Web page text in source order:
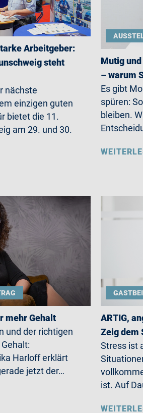
Arbeitgeber:
steht
nächste
einzigen guten
bietet die 11.
am 29. und 30.
Mutig
– warum
Es gibt
spüren:
bleiben.
mehr Gehalt
und der richtigen
Harloff erklärt
jetzt der…
ARTIG,
Zeig dem
Stress ist
ist. Auf